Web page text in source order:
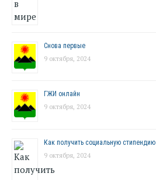
Снова первые
9 октября, 2024
ГЖИ онлайн
9 октября, 2024
Как получить социальную стипендию
9 октября, 2024